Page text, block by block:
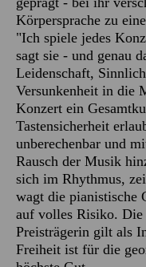
Körpersprache zu
"Ich spiele jedes
sagt sie - und genau
Leidenschaft,
Versunkenheit in die
Konzert ein
Tastensicherheit
unberechenbar und
Rausch der Musik
sich im Rhythmus,
wagt die pianistische
auf volles Risiko.
Preisträgerin gilt als
Freiheit ist für die